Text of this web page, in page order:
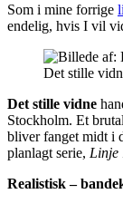
Som i mine forrige
endelig, hvis I vil
Det stille
Det stille vidne
Stockholm. Et
bliver fanget midt i
planlagt serie, Linje
Realistisk –